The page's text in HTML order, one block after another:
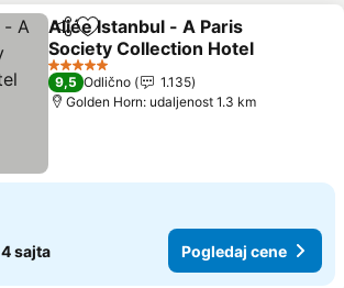
Deli Dodati u favorite
Aliée Istanbul - A Paris
Society Collection Hotel
Pogledaj cene
5 Zvezdice
9,5 Odlično
1.135
Golden Horn: udaljenost 1.3 km
4 sajta Pogledaj cene